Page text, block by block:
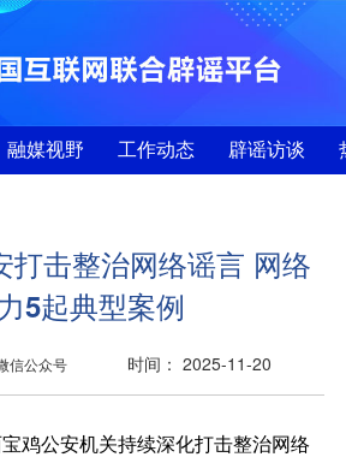
融媒视野 工作动态 辟谣访谈
打击整治网络谣言 网络
5起典型案例
信公众号 时间： 2025-11-20
公安机关持续深化打击整治网络